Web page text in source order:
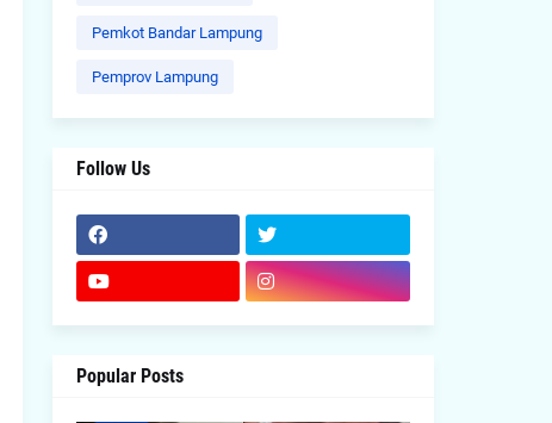
Pemkot Bandar Lampung
Pemprov Lampung
Follow Us
Popular Posts